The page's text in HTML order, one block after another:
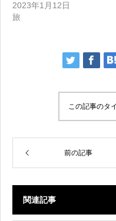
2023年1月12日
旅
この記事のタ
前の記事
関連記事